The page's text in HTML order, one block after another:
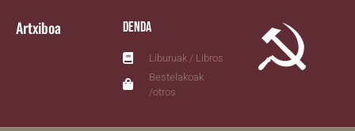
Artxiboa Denda
Liburuak / Libros
Bestelakoak
/otros